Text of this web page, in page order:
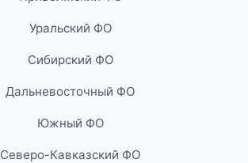
Уральский ФО
Сибирский ФО
Дальневосточный ФО
Южный ФО
Северо-Кавказский ФО